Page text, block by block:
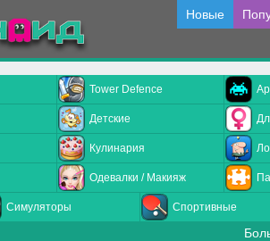
Новые
Tower Defence
Детские
Кулинария
Одевалки / Макияж
Симуляторы Спортивные